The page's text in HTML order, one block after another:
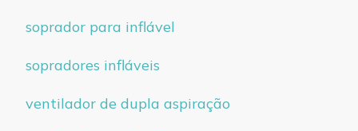
soprador para inflável
sopradores infláveis
ventilador de dupla aspiração